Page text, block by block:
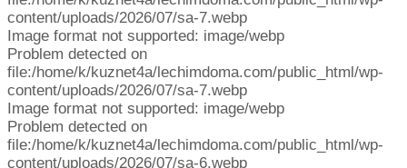
content/uploads/2026/07/sa-7.webp
Image format not supported: image/webp
Problem detected on
file:/home/k/kuznet4a/lechimdoma.com/public_html/wp-
content/uploads/2026/07/sa-7.webp
Image format not supported: image/webp
Problem detected on
file:/home/k/kuznet4a/lechimdoma.com/public_html/wp-
content/uploads/2026/07/sa-6.webp